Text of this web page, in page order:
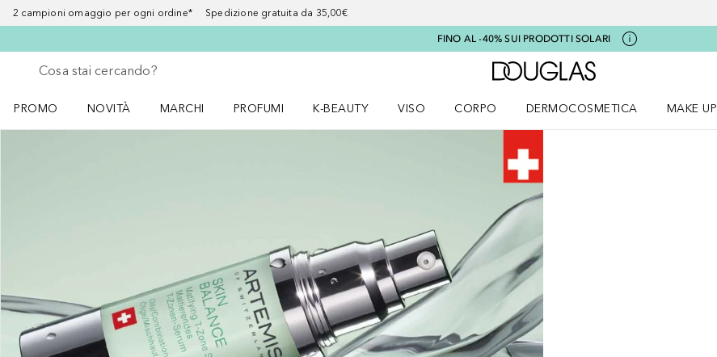
2 campioni omaggio per ogni ordine* Spedizione gratuita da 35,00€
FINO AL -40% SUI PRODOTTI SOLARI
Torna indietro
Esegui ricerca
A Douglas Home
PROMO
NOVITÀ
MARCHI
PROFUMI
K-BEAUTY
VISO
CORPO
DERMOCOSMETICA
MAKE UP